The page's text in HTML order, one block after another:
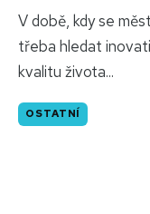
V době, kdy se
třeba hledat
kvalitu života...
OSTATNÍ